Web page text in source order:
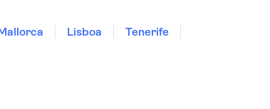
Lisboa
Tenerife